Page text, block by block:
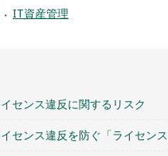
IT資産管理
センス違反に関するリスク
センス違反を防ぐ「ライセン